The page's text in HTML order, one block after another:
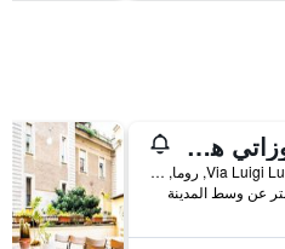
فيلا لوزاتي هوستل
25 Via Luigi Luzzatti, روما, إيطاليا